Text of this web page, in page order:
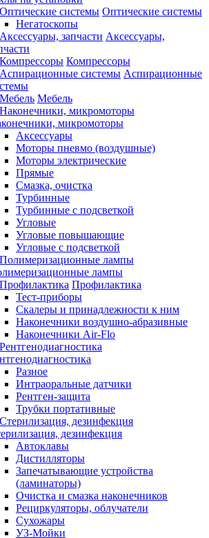
Оптические системы
Негатоскопы
Аксессуары,
Компрессоры
Аспирационные
Мебель
микромоторы
Аксессуары
Моторы пневмо (воздушные)
Моторы электрические
Прямые
Смазка, очистка
Турбинные
Турбинные с подсветкой
Угловые
Угловые повышающие
Угловые с подсветкой
лампы
Профилактика
Тест-приборы
Скалеры и принадлежности к ним
Наконечники воздушно-абразивные
Наконечники Air-Flo
Разное
Интраоральные датчики
Рентген-защита
Трубки портативные
дезинфекция
Автоклавы
Дистилляторы
Запечатывающие устройства
(ламинаторы)
Очистка и смазка наконечников
Рециркуляторы, облучатели
Сухожары
УЗ-Мойки